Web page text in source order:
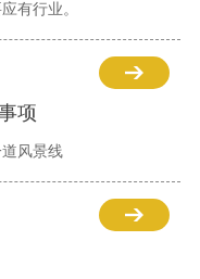
有行业。
项
风景线